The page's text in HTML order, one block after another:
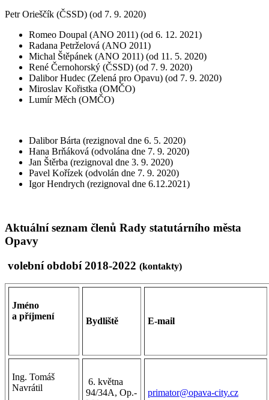
Petr Orieščík (ČSSD) (od 7. 9. 2020)
Romeo Doupal (ANO 2011) (od 6. 12. 2021)
Radana Petrželová (ANO 2011)
Michal Štěpánek (ANO 2011) (od 11. 5. 2020)
René Černohorský (ČSSD) (od 7. 9. 2020)
Dalibor Hudec (Zelená pro Opavu) (od 7. 9. 2020)
Miroslav Kořistka (OMČO)
Lumír Měch (OMČO)
Dalibor Bárta (rezignoval dne 6. 5. 2020)
Hana Brňáková (odvolána dne 7. 9. 2020)
Jan Štěrba (rezignoval dne 3. 9. 2020)
Pavel Kořízek (odvolán dne 7. 9. 2020)
Igor Hendrych (rezignoval dne 6.12.2021)
Aktuální seznam členů Rady statutárního města
Opavy
volební období 2018-2022 (kontakty)
Jméno
a příjmení
Bydliště E-mail
Ing. Tomáš
Navrátil
6. května
94/34A, Op.-
primator@opava-city.cz